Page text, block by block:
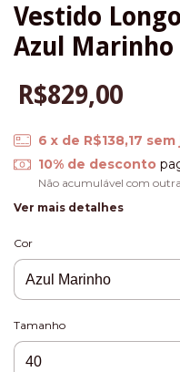
Vestido
Azul Marinho
R$829,00
6 x de R$138,17 sem
10% de desconto
Não acumulável com
Ver mais detalhes
Cor
Tamanho